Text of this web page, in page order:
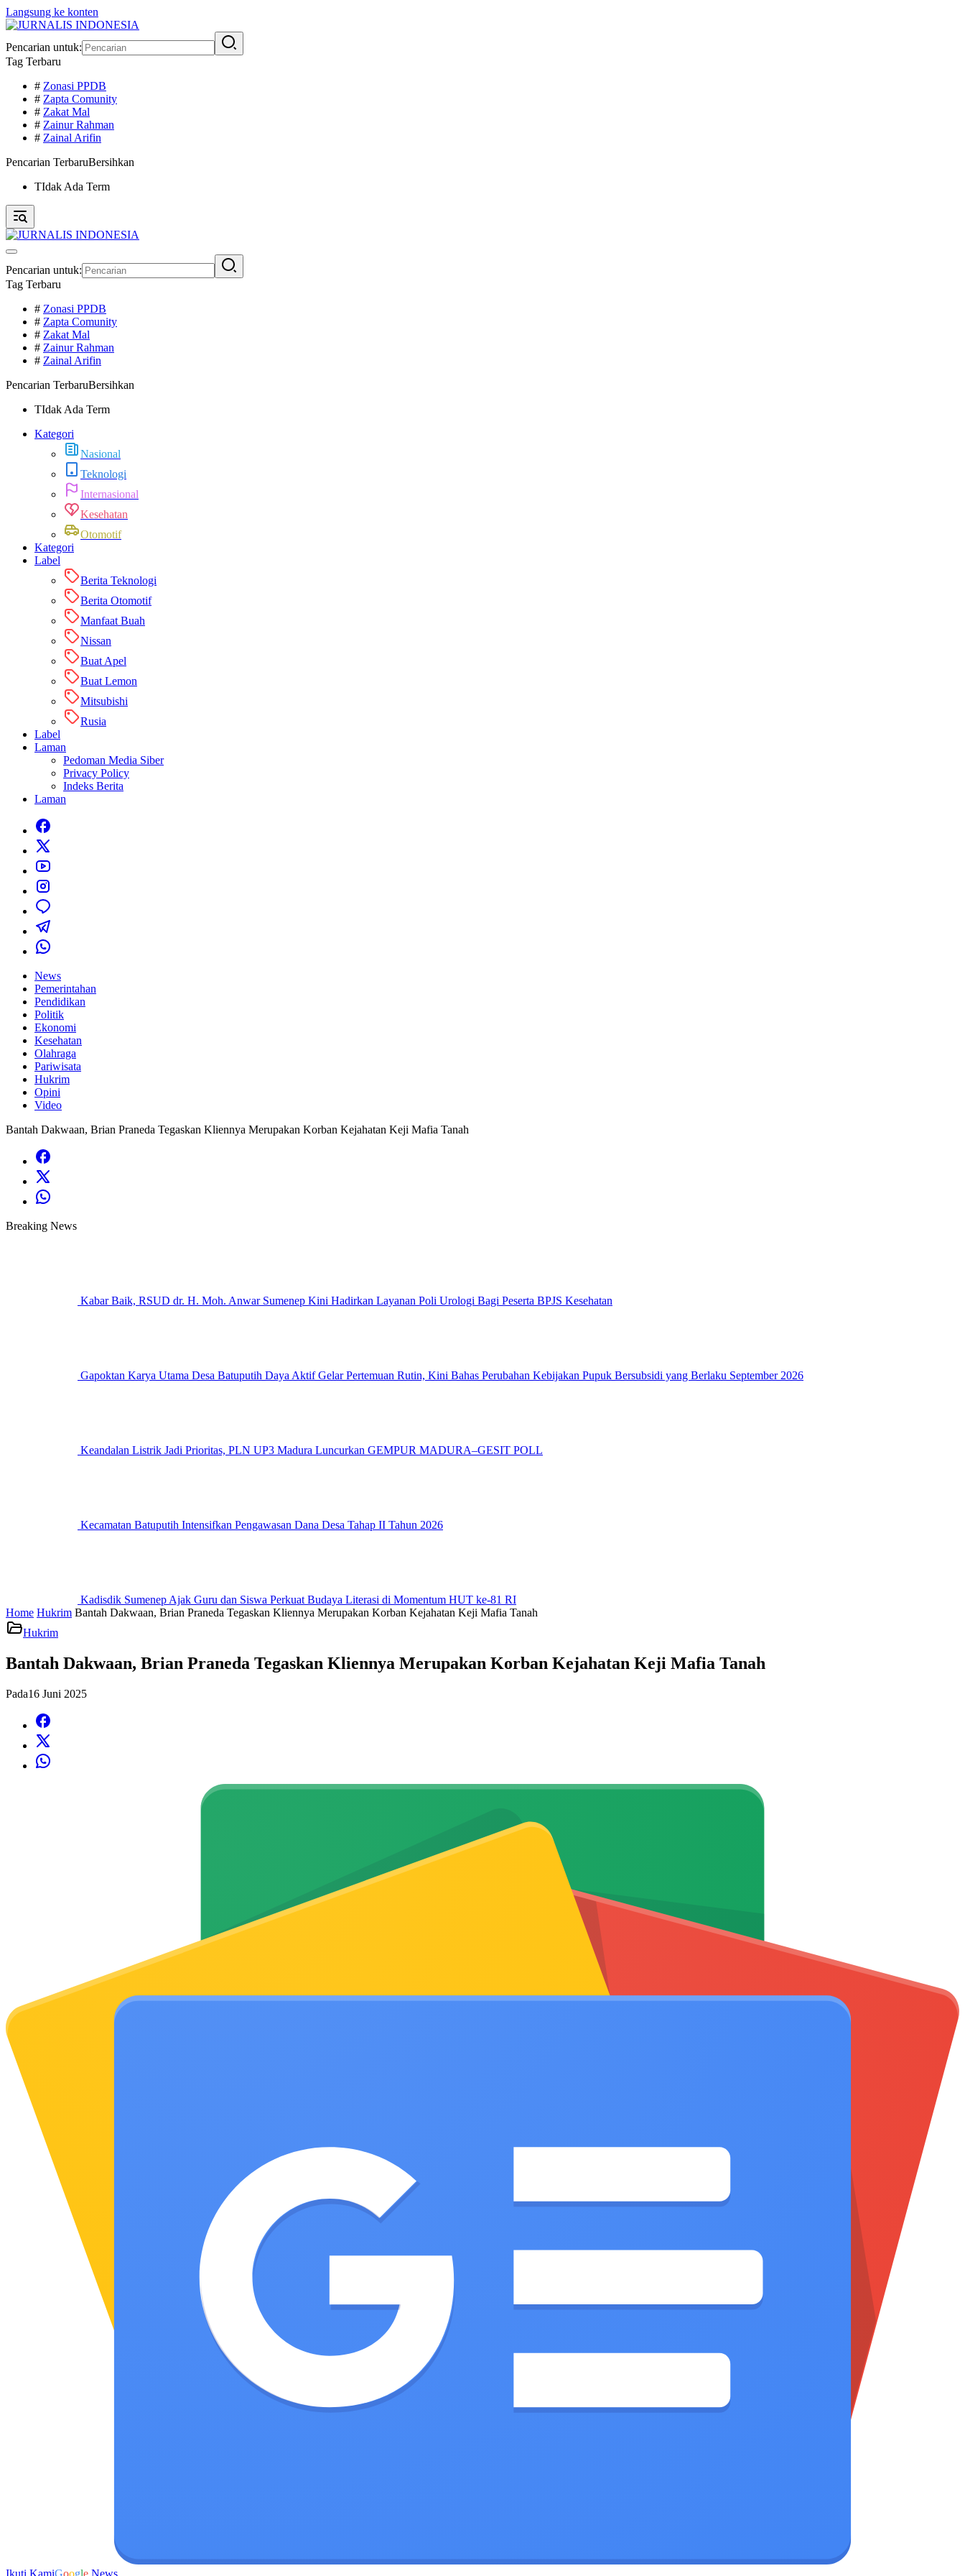
Langsung ke konten
Pencarian untuk:
Tag Terbaru
# Zonasi PPDB
# Zapta Comunity
# Zakat Mal
# Zainur Rahman
# Zainal Arifin
Pencarian TerbaruBersihkan
TIdak Ada Term
Pencarian untuk:
Tag Terbaru
# Zonasi PPDB
# Zapta Comunity
# Zakat Mal
# Zainur Rahman
# Zainal Arifin
Pencarian TerbaruBersihkan
TIdak Ada Term
Kategori
Nasional
Teknologi
Internasional
Kesehatan
Otomotif
Kategori
Label
Berita Teknologi
Berita Otomotif
Manfaat Buah
Nissan
Buat Apel
Buat Lemon
Mitsubishi
Rusia
Label
Laman
Pedoman Media Siber
Privacy Policy
Indeks Berita
Laman
News
Pemerintahan
Pendidikan
Politik
Ekonomi
Kesehatan
Olahraga
Pariwisata
Hukrim
Opini
Video
Bantah Dakwaan, Brian Praneda Tegaskan Kliennya Merupakan Korban Kejahatan Keji Mafia Tanah
Breaking News
Kabar Baik, RSUD dr. H. Moh. Anwar Sumenep Kini Hadirkan Layanan Poli Urologi Bagi Peserta BPJS Kesehatan
Gapoktan Karya Utama Desa Batuputih Daya Aktif Gelar Pertemuan Rutin, Kini Bahas Perubahan Kebijakan Pupuk Bersubsidi yang Berlaku September 2026
Keandalan Listrik Jadi Prioritas, PLN UP3 Madura Luncurkan GEMPUR MADURA–GESIT POLL
Kecamatan Batuputih Intensifkan Pengawasan Dana Desa Tahap II Tahun 2026
Kadisdik Sumenep Ajak Guru dan Siswa Perkuat Budaya Literasi di Momentum HUT ke-81 RI
Home Hukrim Bantah Dakwaan, Brian Praneda Tegaskan Kliennya Merupakan Korban Kejahatan Keji Mafia Tanah
Hukrim
Bantah Dakwaan, Brian Praneda Tegaskan Kliennya Merupakan Korban Kejahatan Keji Mafia Tanah
Pada16 Juni 2025